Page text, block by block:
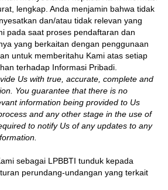
lengkap. Anda menjamin bahwa tidak
dan/atau tidak relevan yang
pada saat proses pendaftaran dan
yang berkaitan dengan penggunaan
untuk memberitahu Kami atas setiap
terhadap Informasi Pribadi.
Us with true, accurate, complete and
You guarantee that there is no
information being provided to Us
and any other stage in the use of
to notify Us of any updates to any
sebagai LPBBTI tunduk kepada
perundang-undangan yang terkait